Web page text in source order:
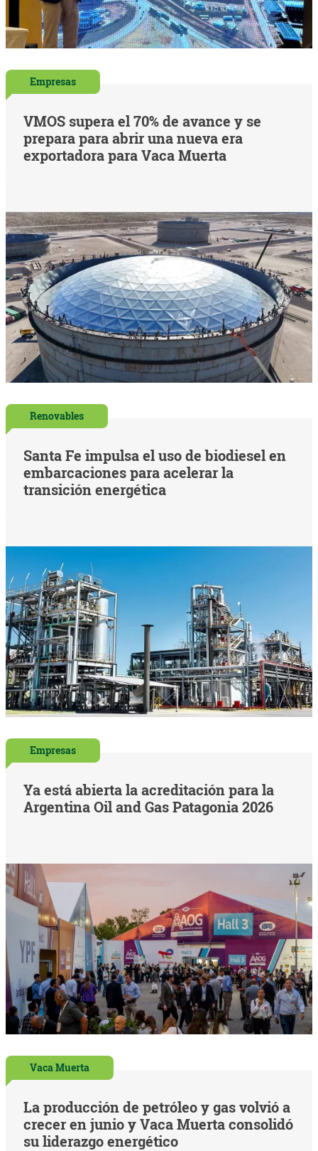
Empresas
VMOS supera el 70% de avance y se
prepara para abrir una nueva era
exportadora para Vaca Muerta
Renovables
Santa Fe impulsa el uso de biodiesel en
embarcaciones para acelerar la
transición energética
Empresas
Ya está abierta la acreditación para la
Argentina Oil and Gas Patagonia 2026
Vaca Muerta
La producción de petróleo y gas volvió a
crecer en junio y Vaca Muerta consolidó
su liderazgo energético